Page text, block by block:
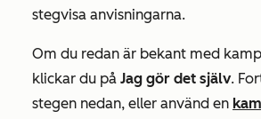
stegvisa anvisningarna.
Om du redan är bekant med
klickar du på Jag gör det själv.
stegen nedan, eller använd en